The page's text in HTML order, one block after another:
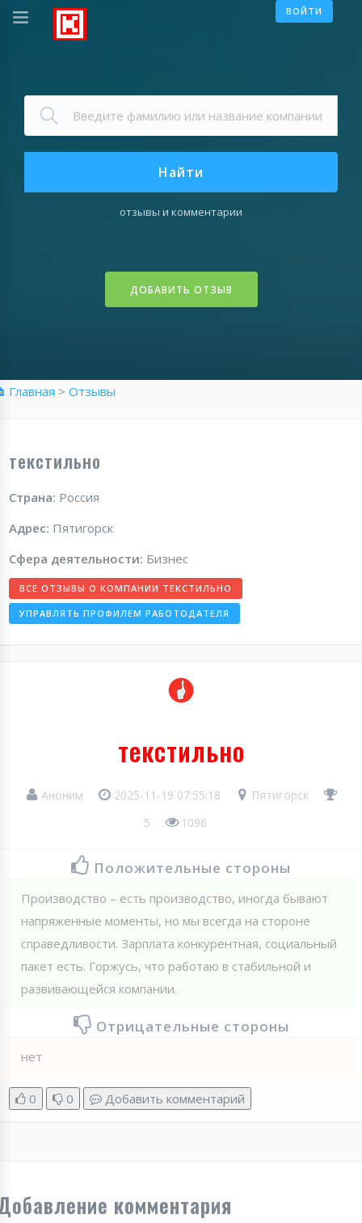
ВОЙТИ
Найти
отзывы и комментарии
ДОБАВИТЬ ОТЗЫВ
Главная > Отзывы
текстильно
Страна: Россия
Адрес: Пятигорск
Сфера деятельности: Бизнес
ВСЕ ОТЗЫВЫ О КОМПАНИИ ТЕКСТИЛЬНО
УПРАВЛЯТЬ ПРОФИЛЕМ РАБОТОДАТЕЛЯ
текстильно
Аноним 2025-11-19 07:55:18
Пятигорск
5
1096
Положительные стороны
Производство – есть производство, иногда бывают
напряженные моменты, но мы всегда на стороне
справедливости. Зарплата конкурентная, социальный
пакет есть. Горжусь, что работаю в стабильной и
развивающейся компании.
Отрицательные стороны
нет
0 0 Добавить комментарий
комментария